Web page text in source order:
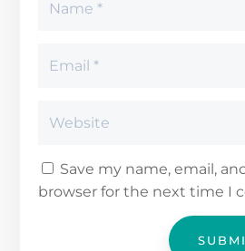
Save my name, email,
browser for the next time I